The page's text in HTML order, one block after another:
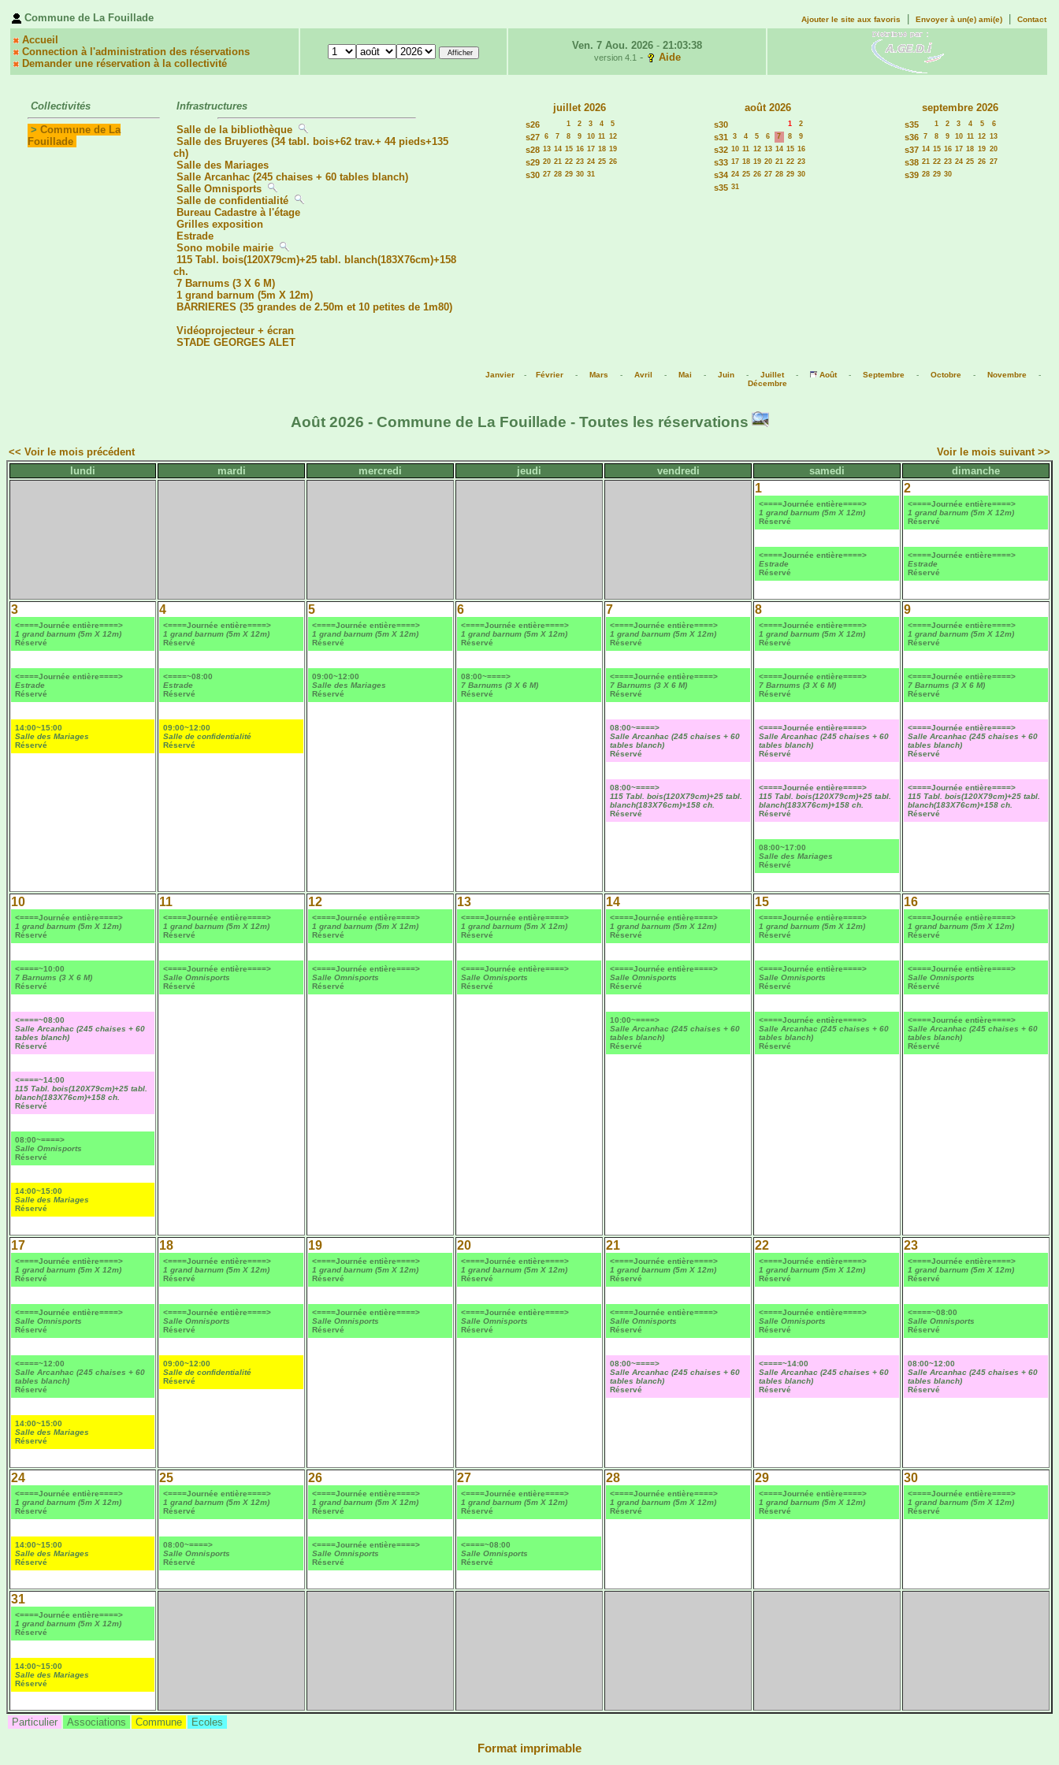
Commune de La Fouillade Ajouter le site aux favoris Envoyer à un(e) ami(e) Contact
Accueil
Connection à l'administration des réservations
Demander une réservation à la collectivité
Ven. 7 Aou. 2026 - 21:03:38
version 4.1- Aide
Collectivités
> Commune de La
Fouillade
Infrastructures
Salle de la bibliothèque
Salle des Bruyeres (34 tabl. bois+62 trav.+ 44 pieds+135
ch)
Salle des Mariages
Salle Arcanhac (245 chaises + 60 tables blanch)
Salle Omnisports
Salle de confidentialité
Bureau Cadastre à l'étage
Grilles exposition
Estrade
Sono mobile mairie
115 Tabl. bois(120X79cm)+25 tabl. blanch(183X76cm)+158
ch.
7 Barnums (3 X 6 M)
1 grand barnum (5m X 12m)
BARRIERES (35 grandes de 2.50m et 10 petites de 1m80)
Vidéoprojecteur + écran
STADE GEORGES ALET
juillet 2026
s26 1 2 3 4 5
s27 6 7 8 9 10 11 12
s28 13 14 15 16 17 18 19
s29 20 21 22 23 24 25 26
s30 27 28 29 30 31
août 2026
s30 1 2
s31 3 4 5 6 7 8 9
s32 10 11 12 13 14 15 16
s33 17 18 19 20 21 22 23
s34 24 25 26 27 28 29 30
s35 31
septembre 2026
s35 1 2 3 4 5 6
s36 7 8 9 10 11 12 13
s37 14 15 16 17 18 19 20
s38 21 22 23 24 25 26 27
s39 28 29 30
Janvier- Février- Mars - Avril - Mai - Juin- Juillet- Août- Septembre- Octobre- Novembre-
Décembre
Août 2026 - Commune de La Fouillade - Toutes les réservations
<< Voir le mois précédent
Voir le mois suivant >>
lundi
mardi mercredi jeudi vendredi samedi dimanche
1
<====Journée entière====>
1 grand barnum (5m X 12m)
Réservé
<====Journée entière====>
Estrade
Réservé
2
<====Journée entière====>
1 grand barnum (5m X 12m)
Réservé
<====Journée entière====>
Estrade
Réservé
3
<====Journée entière====>
1 grand barnum (5m X 12m)
Réservé
<====Journée entière====>
Estrade
Réservé
14:00~15:00
Salle des Mariages
Réservé
4
<====Journée entière====>
1 grand barnum (5m X 12m)
Réservé
<====~08:00
Estrade
Réservé
09:00~12:00
Salle de confidentialité
Réservé
5
<====Journée entière====>
1 grand barnum (5m X 12m)
Réservé
09:00~12:00
Salle des Mariages
Réservé
6
<====Journée entière====>
1 grand barnum (5m X 12m)
Réservé
08:00~====>
7 Barnums (3 X 6 M)
Réservé
7
<====Journée entière====>
1 grand barnum (5m X 12m)
Réservé
<====Journée entière====>
7 Barnums (3 X 6 M)
Réservé
08:00~====>
Salle Arcanhac (245 chaises + 60
tables blanch)
Réservé
08:00~====>
115 Tabl. bois(120X79cm)+25 tabl.
blanch(183X76cm)+158 ch.
Réservé
8
<====Journée entière====>
1 grand barnum (5m X 12m)
Réservé
<====Journée entière====>
7 Barnums (3 X 6 M)
Réservé
<====Journée entière====>
Salle Arcanhac (245 chaises + 60
tables blanch)
Réservé
<====Journée entière====>
115 Tabl. bois(120X79cm)+25 tabl.
blanch(183X76cm)+158 ch.
Réservé
08:00~17:00
Salle des Mariages
Réservé
9
<====Journée entière====>
1 grand barnum (5m X 12m)
Réservé
<====Journée entière====>
7 Barnums (3 X 6 M)
Réservé
<====Journée entière====>
Salle Arcanhac (245 chaises + 60
tables blanch)
Réservé
<====Journée entière====>
115 Tabl. bois(120X79cm)+25 tabl.
blanch(183X76cm)+158 ch.
Réservé
10
<====Journée entière====>
1 grand barnum (5m X 12m)
Réservé
<====~10:00
7 Barnums (3 X 6 M)
Réservé
<====~08:00
Salle Arcanhac (245 chaises + 60
tables blanch)
Réservé
<====~14:00
115 Tabl. bois(120X79cm)+25 tabl.
blanch(183X76cm)+158 ch.
Réservé
08:00~====>
Salle Omnisports
Réservé
14:00~15:00
Salle des Mariages
Réservé
11
<====Journée entière====>
1 grand barnum (5m X 12m)
Réservé
<====Journée entière====>
Salle Omnisports
Réservé
12
<====Journée entière====>
1 grand barnum (5m X 12m)
Réservé
<====Journée entière====>
Salle Omnisports
Réservé
13
<====Journée entière====>
1 grand barnum (5m X 12m)
Réservé
<====Journée entière====>
Salle Omnisports
Réservé
14
<====Journée entière====>
1 grand barnum (5m X 12m)
Réservé
<====Journée entière====>
Salle Omnisports
Réservé
10:00~====>
Salle Arcanhac (245 chaises + 60
tables blanch)
Réservé
15
<====Journée entière====>
1 grand barnum (5m X 12m)
Réservé
<====Journée entière====>
Salle Omnisports
Réservé
<====Journée entière====>
Salle Arcanhac (245 chaises + 60
tables blanch)
Réservé
16
<====Journée entière====>
1 grand barnum (5m X 12m)
Réservé
<====Journée entière====>
Salle Omnisports
Réservé
<====Journée entière====>
Salle Arcanhac (245 chaises + 60
tables blanch)
Réservé
17
<====Journée entière====>
1 grand barnum (5m X 12m)
Réservé
<====Journée entière====>
Salle Omnisports
Réservé
<====~12:00
Salle Arcanhac (245 chaises + 60
tables blanch)
Réservé
14:00~15:00
Salle des Mariages
Réservé
18
<====Journée entière====>
1 grand barnum (5m X 12m)
Réservé
<====Journée entière====>
Salle Omnisports
Réservé
09:00~12:00
Salle de confidentialité
Réservé
19
<====Journée entière====>
1 grand barnum (5m X 12m)
Réservé
<====Journée entière====>
Salle Omnisports
Réservé
20
<====Journée entière====>
1 grand barnum (5m X 12m)
Réservé
<====Journée entière====>
Salle Omnisports
Réservé
21
<====Journée entière====>
1 grand barnum (5m X 12m)
Réservé
<====Journée entière====>
Salle Omnisports
Réservé
08:00~====>
Salle Arcanhac (245 chaises + 60
tables blanch)
Réservé
22
<====Journée entière====>
1 grand barnum (5m X 12m)
Réservé
<====Journée entière====>
Salle Omnisports
Réservé
<====~14:00
Salle Arcanhac (245 chaises + 60
tables blanch)
Réservé
23
<====Journée entière====>
1 grand barnum (5m X 12m)
Réservé
<====~08:00
Salle Omnisports
Réservé
08:00~12:00
Salle Arcanhac (245 chaises + 60
tables blanch)
Réservé
24
<====Journée entière====>
1 grand barnum (5m X 12m)
Réservé
14:00~15:00
Salle des Mariages
Réservé
25
<====Journée entière====>
1 grand barnum (5m X 12m)
Réservé
08:00~====>
Salle Omnisports
Réservé
26
<====Journée entière====>
1 grand barnum (5m X 12m)
Réservé
<====Journée entière====>
Salle Omnisports
Réservé
27
<====Journée entière====>
1 grand barnum (5m X 12m)
Réservé
<====~08:00
Salle Omnisports
Réservé
28
<====Journée entière====>
1 grand barnum (5m X 12m)
Réservé
29
<====Journée entière====>
1 grand barnum (5m X 12m)
Réservé
30
<====Journée entière====>
1 grand barnum (5m X 12m)
Réservé
31
<====Journée entière====>
1 grand barnum (5m X 12m)
Réservé
14:00~15:00
Salle des Mariages
Réservé
Particulier Associations Commune Ecoles
Format imprimable